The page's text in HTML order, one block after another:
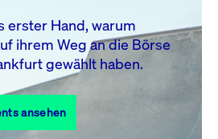
13 14
20 21 22
23
27 28
erster Hand, warum
ihrem Weg an die Börse
gewählt haben.
ansehen